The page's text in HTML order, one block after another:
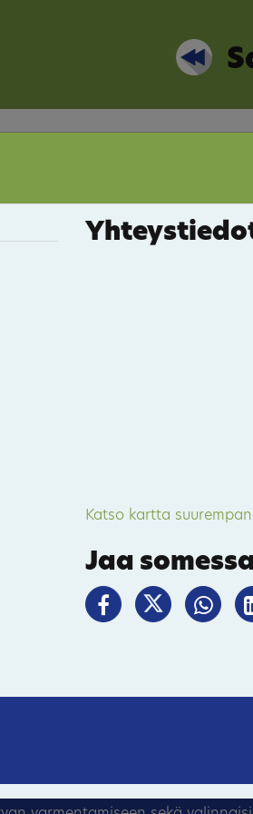
Katso kartta
Jaa